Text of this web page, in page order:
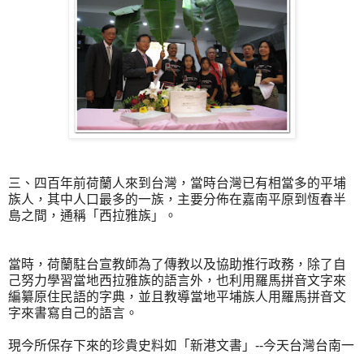
三、四百年前荷蘭人來到台灣，當時台灣已有相當多的平埔
族人，其中人口最多的一族，主要分佈在嘉南平原到恆春半
島之間，通稱「西拉雅族」。
當時，荷蘭駐台宣教師為了傳教以及協助推行政務，除了自
己努力學習當地西拉雅族的語言外，也利用羅馬拼音文字來
編纂原住民語的字典，並且教導當地平埔族人用羅馬拼音文
字來書寫自己的語言。
現今所保存下來的珍貴史料如「新港文書」--今天台灣台南一